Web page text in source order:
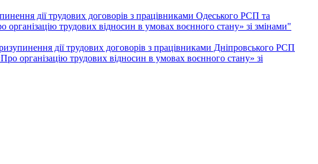
дії трудових договорів з працівниками Одеського РСП та
трудових відносин в умовах воєнного стану» зі змінами"
дії трудових договорів з працівниками Дніпровського РСП
організацію трудових відносин в умовах воєнного стану» зі